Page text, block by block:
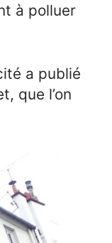
à polluer
a publié
que l’on